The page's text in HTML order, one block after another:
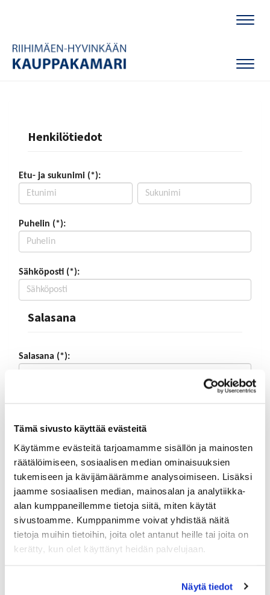
Tämä sivusto käyttää evästeitä
Käytämme evästeitä tarjoamamme sisällön ja mainosten
räätälöimiseen, sosiaalisen median ominaisuuksien
tukemiseen ja kävijämäärämme analysoimiseen. Lisäksi
jaamme sosiaalisen median, mainosalan ja analytiikka-
alan kumppaneillemme tietoja siitä, miten käytät
sivustoamme. Kumppanimme voivat yhdistää näitä
tietoja muihin tietoihin, joita olet antanut heille tai joita on
kerätty, kun olet käyttänyt heidän palvelujaan.
Näytä tiedot
Henkilötiedot
Etu- ja sukunimi (*):
Puhelin (*):
Sähköposti (*):
Salasana
Salasana (*):
Yhteystiedot
Katuosoite (*):